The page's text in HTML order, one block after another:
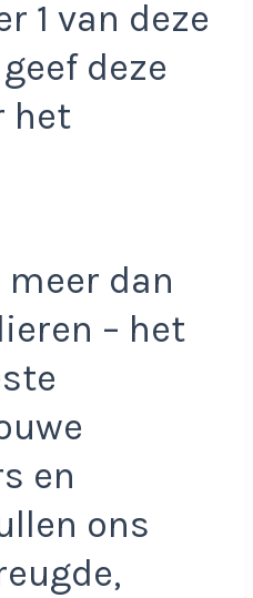
1 van deze
deze
het
dan
– het
en
ons